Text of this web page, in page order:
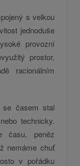
s velkou
jednoduše
provozní
prostor,
racionálním
se časem stal
technicky.
času, peněz
nemáme chuť
v pořádku